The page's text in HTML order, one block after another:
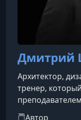
Дмитрий
Архитектор,
тренер,
клиентов.
Автор